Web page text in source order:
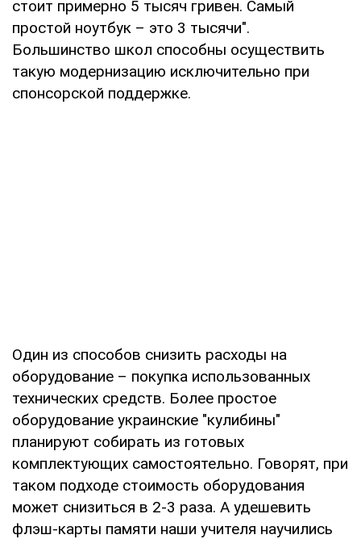
стоит примерно 5 тысяч гривен. Самый
простой ноутбук – это 3 тысячи".
Большинство школ способны осуществить
такую модернизацию исключительно при
спонсорской поддержке.
Один из способов снизить расходы на
оборудование – покупка использованных
технических средств. Более простое
оборудование украинские "кулибины"
планируют собирать из готовых
комплектующих самостоятельно. Говорят, при
таком подходе стоимость оборудования
может снизиться в 2-3 раза. А удешевить
флэш-карты памяти наши учителя научились